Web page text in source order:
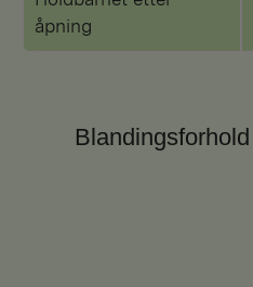
åpning
Blandingsforhold